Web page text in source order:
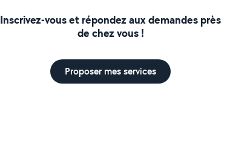
Inscrivez-vous et répondez aux demandes près
de chez vous !
Proposer mes services